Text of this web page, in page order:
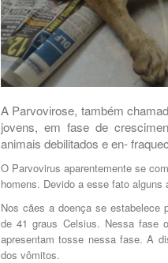
A Parvovirose, também
jovens, em fase de
animais debilitados e en-
O Parvovirus aparentemente se
homens. Devido a esse fato
Nos cães a doença se estabelece
de 41 graus Celsius. Nessa fase
apresentam tosse nessa fase. A
dos vômitos.